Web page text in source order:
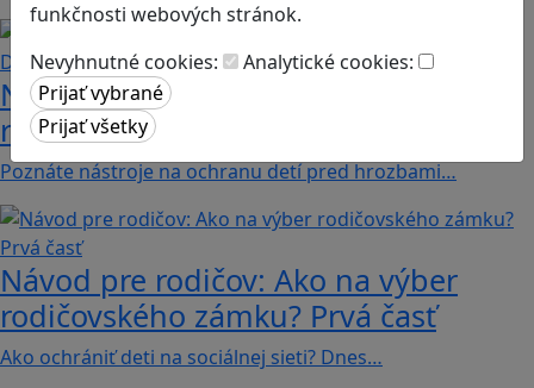
funkčnosti webových stránok.
Nevyhnutné cookies:
Analytické cookies:
Návod pre rodičov: Ako na výber
rodičovského zámku? Druhá časť
Poznáte nástroje na ochranu detí pred hrozbami…
Návod pre rodičov: Ako na výber
rodičovského zámku? Prvá časť
Ako ochrániť deti na sociálnej sieti? Dnes…